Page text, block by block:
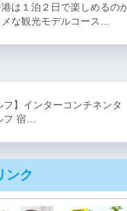
は１泊２日で楽しめるの
メな観光モデルコース…
フ】インターコンチネンタ
フ 宿…
ンク